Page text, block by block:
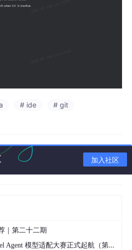
# ide # git
加入社区
｜第二十二期
模型适配大赛正式起航（第二季）